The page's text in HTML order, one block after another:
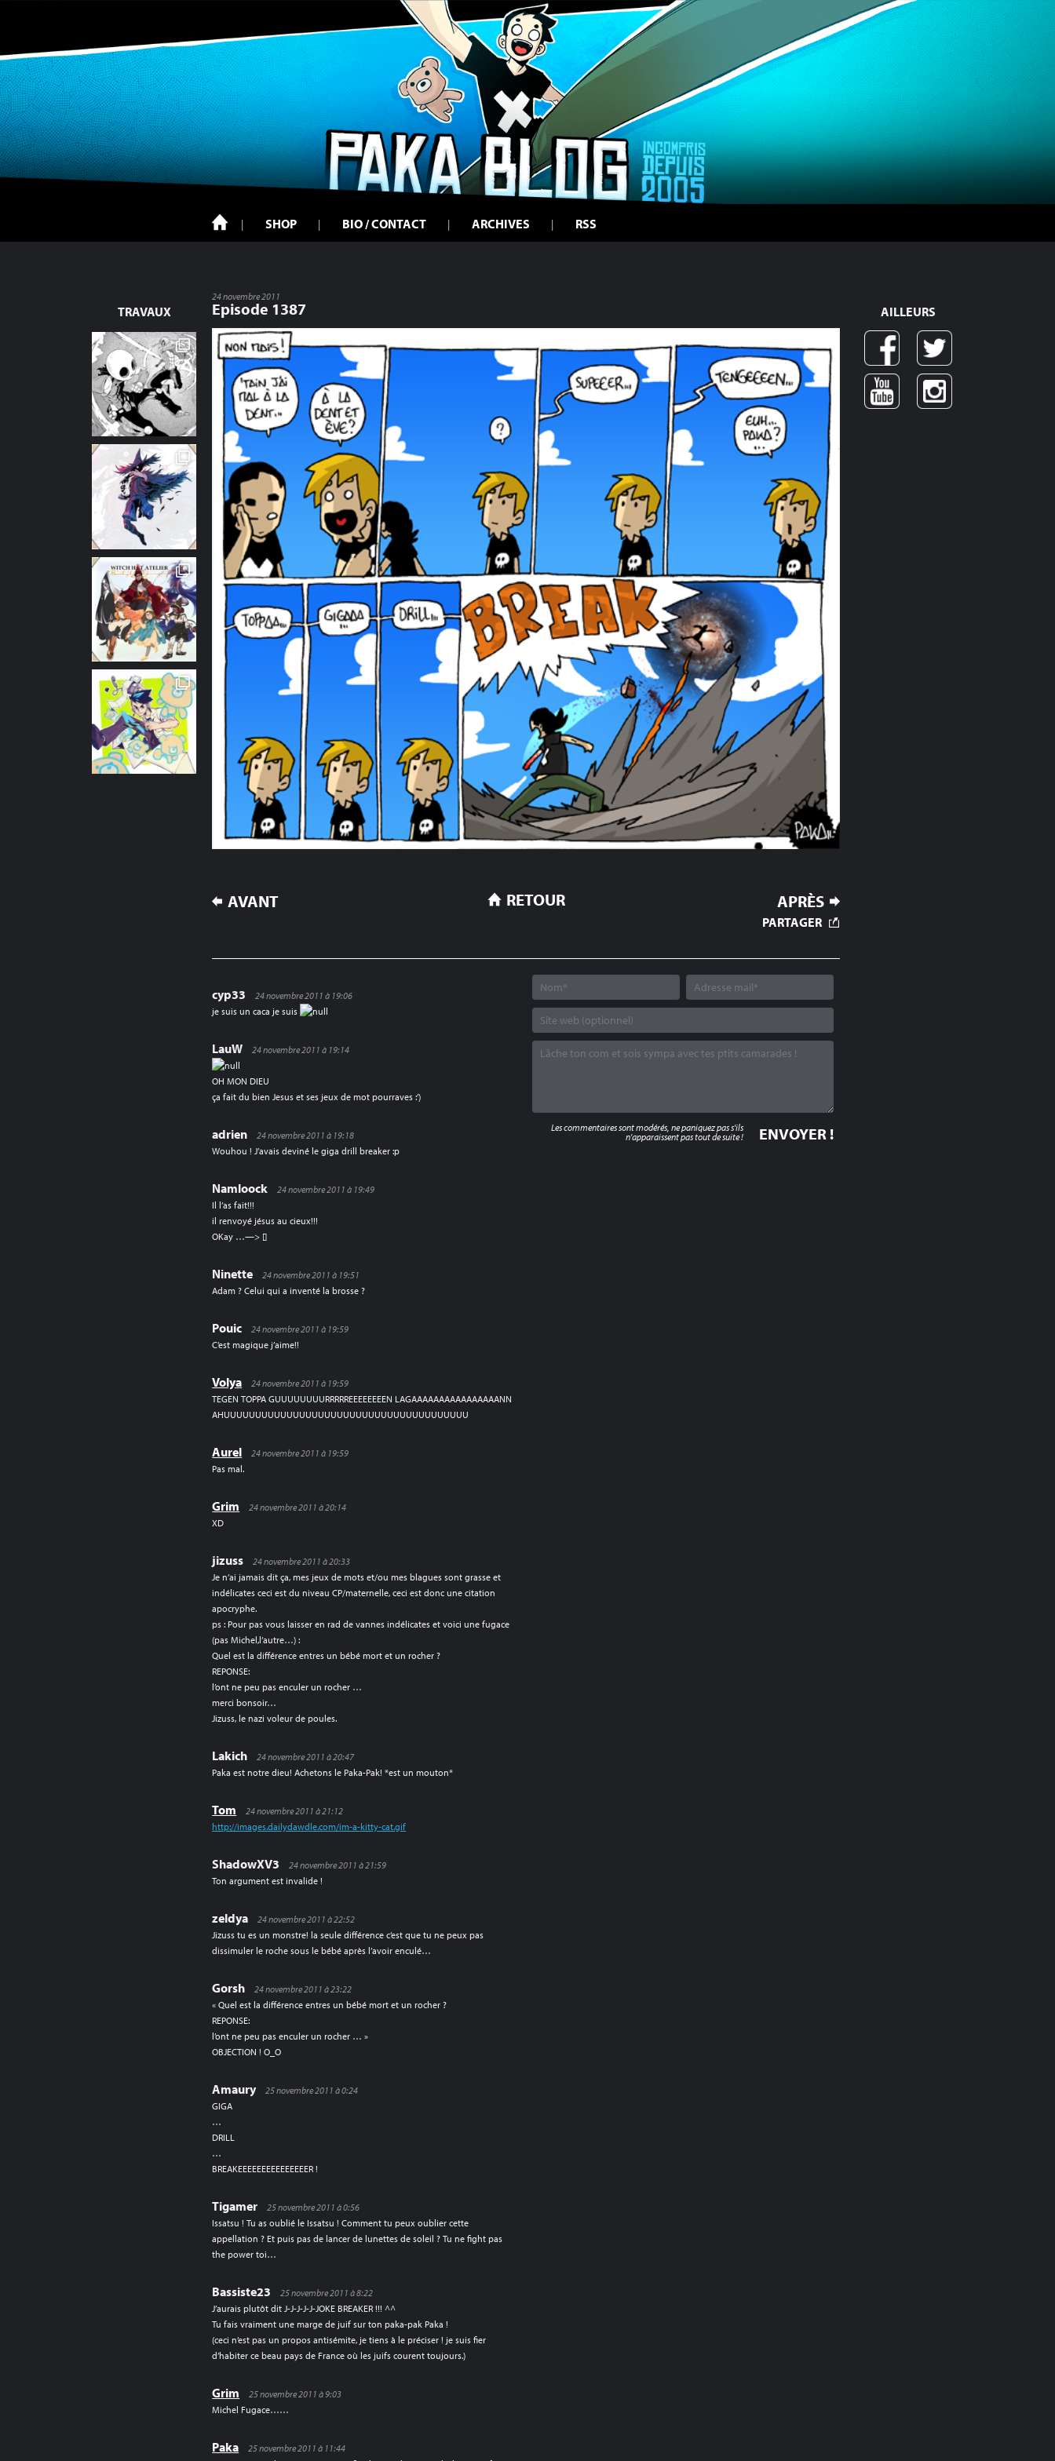
SHOP BIO / CONTACT ARCHIVES RSS
TRAVAUX
24 novembre 2011
Episode 1387
NAVIGATION
AVANT APRÈS
RETOUR
PARTAGER
cyp33
24 novembre 2011 à 19:06
je suis un caca je suis
LauW 24 novembre 2011 à 19:14
OH MON DIEU
ça fait du bien Jesus et ses jeux de mot pourraves :’)
adrien
24 novembre 2011 à 19:18
Wouhou ! J’avais deviné le giga drill breaker :p
Namloock
24 novembre 2011 à 19:49
Il l’as fait!!!
il renvoyé jésus au cieux!!!
OKay …—> []
Ninette
24 novembre 2011 à 19:51
Adam ? Celui qui a inventé la brosse ?
Pouic
24 novembre 2011 à 19:59
C’est magique j’aime!!
Volya
24 novembre 2011 à 19:59
TEGEN TOPPA GUUUUUUUURRRRREEEEEEEEN LAGAAAAAAAAAAAAAAAANN
AHUUUUUUUUUUUUUUUUUUUUUUUUUUUUUUUUUUUUUUU
Aurel
24 novembre 2011 à 19:59
Pas mal.
Grim
24 novembre 2011 à 20:14
XD
jizuss
24 novembre 2011 à 20:33
Je n’ai jamais dit ça, mes jeux de mots et/ou mes blagues sont grasse et
indélicates ceci est du niveau CP/maternelle, ceci est donc une citation
apocryphe.
ps : Pour pas vous laisser en rad de vannes indélicates et voici une fugace
(pas Michel,l’autre…) :
Quel est la différence entres un bébé mort et un rocher ?
REPONSE:
l’ont ne peu pas enculer un rocher …
merci bonsoir…
Jizuss, le nazi voleur de poules.
Lakich
24 novembre 2011 à 20:47
Paka est notre dieu! Achetons le Paka-Pak! *est un mouton*
Tom
24 novembre 2011 à 21:12
http://images.dailydawdle.com/im-a-kitty-cat.gif
ShadowXV3
24 novembre 2011 à 21:59
Ton argument est invalide !
zeldya
24 novembre 2011 à 22:52
Jizuss tu es un monstre! la seule différence c’est que tu ne peux pas
dissimuler le roche sous le bébé après l’avoir enculé…
Gorsh
24 novembre 2011 à 23:22
« Quel est la différence entres un bébé mort et un rocher ?
REPONSE:
l’ont ne peu pas enculer un rocher … »
OBJECTION ! O_O
Amaury
25 novembre 2011 à 0:24
GIGA
…
DRILL
…
BREAKEEEEEEEEEEEEEEER !
Tigamer
25 novembre 2011 à 0:56
Issatsu ! Tu as oublié le Issatsu ! Comment tu peux oublier cette
appellation ? Et puis pas de lancer de lunettes de soleil ? Tu ne fight pas
the power toi…
Bassiste23
25 novembre 2011 à 8:22
J’aurais plutôt dit J-J-J-J-J-JOKE BREAKER !!! ^^
Tu fais vraiment une marge de juif sur ton paka-pak Paka !
(ceci n’est pas un propos antisémite, je tiens à le préciser ! je suis fier
d’habiter ce beau pays de France où les juifs courent toujours.)
Grim
25 novembre 2011 à 9:03
Michel Fugace……
Paka
25 novembre 2011 à 11:44
Les commentaires sont modérés, ne paniquez pas s'ils
n'apparaissent pas tout de suite !
AILLEURS